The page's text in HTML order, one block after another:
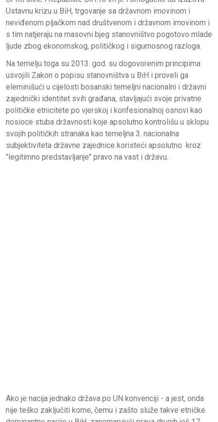
Ustavnu krizu u BiH, trgovanje sa državnom imovinom i
neviđenom pljačkom nad društvenom i državnom imovinom i
s tim natjeraju na masovni bjeg stanovništvo pogotovo mlade
ljude zbog ekonomskog, političkog i sigurnosnog razloga.
Na temelju toga su 2013. god. su dogovorenim principima
usvojili Zakon o popisu stanovništva u BiH i proveli ga
eleminišući u cijelosti bosanski temeljni nacionalni i državni
zajednički identitet svih građana, stavljajući svoje privatne
političke etnicitete po vjerskoj i konfesionalnoj osnovi kao
nosioce stuba državnosti koje apsolutno kontrolišu u sklopu
svojih političkih stranaka kao temeljna 3. nacionalna
subjektiviteta državne zajednice koristeći apsolutno kroz
"legitimno predstavljanje" pravo na vast i državu.
Ako je nacija jednako država po UN konvenciji - a jest, onda
nije teško zaključiti kome, čemu i zašto služe takve etničke